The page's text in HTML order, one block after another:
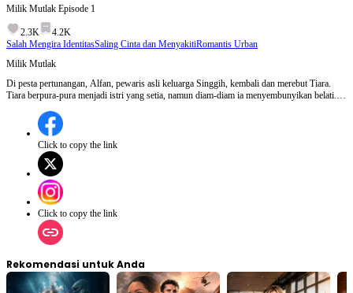
Milik Mutlak Episode 1
2.3K
4.2K
Salah Mengira IdentitasSaling Cinta dan MenyakitiRomantis Urban
Milik Mutlak
Di pesta pertunangan, Alfan, pewaris asli keluarga Singgih, kembali dan merebut Tiara.
Tiara berpura-pura menjadi istri yang setia, namun diam-diam ia menyembunyikan belati.
sedang memuaskanmu sekarang?"
Click to copy the link
Click to copy the link
Rekomendasi untuk Anda